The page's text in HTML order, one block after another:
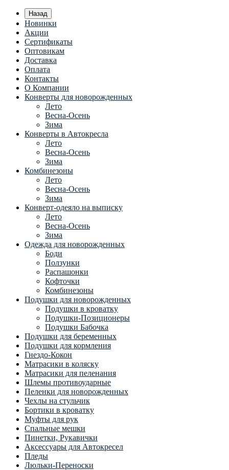
Назад
Новинки
Акции
Сертификаты
Оптовикам
Доставка
Оплата
Контакты
О Компании
Конверты для новорожденных
Лето
Весна-Осень
Зима
Конверты в Автокресла
Лето
Весна-Осень
Зима
Комбинезоны
Лето
Весна-Осень
Зима
Конверт-одеяло на выписку
Лето
Весна-Осень
Зима
Одежда для новорожденных
Боди
Ползунки
Распашонки
Кофточки
Комбинезоны
Подушки для новорожденных
Подушки в кроватку
Подушки-Позиционеры
Подушки Бабочка
Подушки для беременных
Подушки для кормления
Гнездо-Кокон
Матрасики в коляску
Матрасики для пеленания
Шлемы противоударные
Пеленки для новорожденных
Чехлы на стульчик
Бортики в кроватку
Муфты для рук
Спальные мешки
Пинетки, Рукавички
Аксессуары для Автокресел
Пледы
Люльки-Переноски